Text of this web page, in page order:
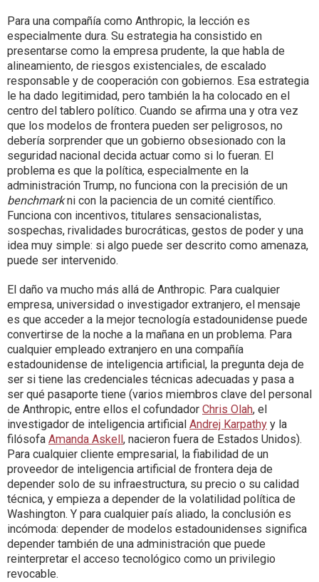
Para una compañía como Anthropic, la lección es
especialmente dura. Su estrategia ha consistido en
presentarse como la empresa prudente, la que habla de
alineamiento, de riesgos existenciales, de escalado
responsable y de cooperación con gobiernos. Esa estrategia
le ha dado legitimidad, pero también la ha colocado en el
centro del tablero político. Cuando se afirma una y otra vez
que los modelos de frontera pueden ser peligrosos, no
debería sorprender que un gobierno obsesionado con la
seguridad nacional decida actuar como si lo fueran. El
problema es que la política, especialmente en la
administración Trump, no funciona con la precisión de un
benchmarkni con la paciencia de un comité científico.
Funciona con incentivos, titulares sensacionalistas,
sospechas, rivalidades burocráticas, gestos de poder y una
idea muy simple: si algo puede ser descrito como amenaza,
puede ser intervenido.
El daño va mucho más allá de Anthropic. Para cualquier
empresa, universidad o investigador extranjero, el mensaje
es que acceder a la mejor tecnología estadounidense puede
convertirse de la noche a la mañana en un problema. Para
cualquier empleado extranjero en una compañía
estadounidense de inteligencia artificial, la pregunta deja de
ser si tiene las credenciales técnicas adecuadas y pasa a
ser qué pasaporte tiene (varios miembros clave del personal
de Anthropic, entre ellos el cofundador Chris Olah, el
investigador de inteligencia artificial Andrej Karpathy y la
filósofa Amanda Askell , nacieron fuera de Estados Unidos).
Para cualquier cliente empresarial, la fiabilidad de un
proveedor de inteligencia artificial de frontera deja de
depender solo de su infraestructura, su precio o su calidad
técnica, y empieza a depender de la volatilidad política de
Washington. Y para cualquier país aliado, la conclusión es
incómoda: depender de modelos estadounidenses significa
depender también de una administración que puede
reinterpretar el acceso tecnológico como un privilegio
revocable.